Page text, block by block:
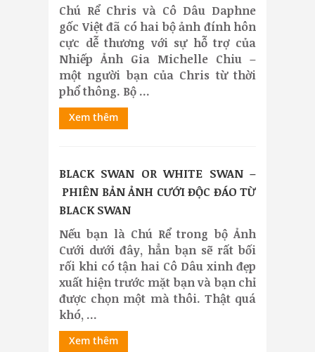
Chú Rể Chris và Cô Dâu Daphne
gốc Việt đã có hai bộ ảnh đính hôn
cực dễ thương với sự hỗ trợ của
Nhiếp Ảnh Gia Michelle Chiu –
một người bạn của Chris từ thời
phổ thông. Bộ ...
Xem thêm
BLACK SWAN OR WHITE SWAN –
PHIÊN BẢN ẢNH CƯỚI ĐỘC ĐÁO TỪ
BLACK SWAN
Nếu bạn là Chú Rể trong bộ Ảnh
Cưới dưới đây, hẳn bạn sẽ rất bối
rối khi có tận hai Cô Dâu xinh đẹp
xuất hiện trước mặt bạn và bạn chỉ
được chọn một mà thôi. Thật quá
khó, ...
Xem thêm